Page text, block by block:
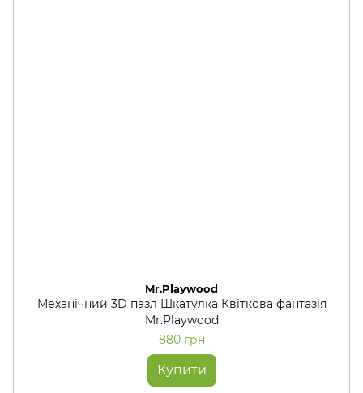
Mr.Playwood
Механічний 3D пазл Шкатулка Квіткова фантазія
Mr.Playwood
880 грн
Купити